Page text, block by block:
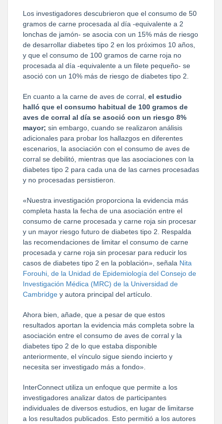
Los investigadores descubrieron que el consumo de 50
gramos de carne procesada al día -equivalente a 2
lonchas de jamón- se asocia con un 15% más de riesgo
de desarrollar diabetes tipo 2 en los próximos 10 años,
y que el consumo de 100 gramos de carne roja no
procesada al día -equivalente a un filete pequeño- se
asoció con un 10% más de riesgo de diabetes tipo 2.
En cuanto a la carne de aves de corral, el estudio
halló que el consumo habitual de 100 gramos de
aves de corral al día se asoció con un riesgo 8%
mayor; sin embargo, cuando se realizaron análisis
adicionales para probar los hallazgos en diferentes
escenarios, la asociación con el consumo de aves de
corral se debilitó, mientras que las asociaciones con la
diabetes tipo 2 para cada una de las carnes procesadas
y no procesadas persistieron.
«Nuestra investigación proporciona la evidencia más
completa hasta la fecha de una asociación entre el
consumo de carne procesada y carne roja sin procesar
y un mayor riesgo futuro de diabetes tipo 2. Respalda
las recomendaciones de limitar el consumo de carne
procesada y carne roja sin procesar para reducir los
casos de diabetes tipo 2 en la población», señala Nita
Forouhi, de la Unidad de Epidemiología del Consejo de
Investigación Médica (MRC) de la Universidad de
Cambridge y autora principal del artículo.
Ahora bien, añade, que a pesar de que estos
resultados aportan la evidencia más completa sobre la
asociación entre el consumo de aves de corral y la
diabetes tipo 2 de lo que estaba disponible
anteriormente, el vínculo sigue siendo incierto y
necesita ser investigado más a fondo».
InterConnect utiliza un enfoque que permite a los
investigadores analizar datos de participantes
individuales de diversos estudios, en lugar de limitarse
a los resultados publicados. Esto permitió a los autores